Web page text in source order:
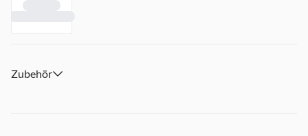
Zubehör